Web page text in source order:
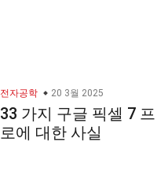
전자공학 20 3월 2025
33 가지 구글 픽셀 7 프
로에 대한 사실